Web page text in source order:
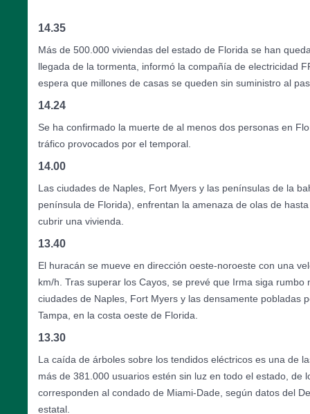
14.35
Más de 500.000 viviendas del estado de Florida se han
llegada de la tormenta, informó la compañía de electricidad
espera que millones de casas se queden sin suministro al
14.24
Se ha confirmado la muerte de al menos dos personas en
tráfico provocados por el temporal.
14.00
Las ciudades de Naples, Fort Myers y las penínsulas de la
península de Florida), enfrentan la amenaza de olas de
cubrir una vivienda.
13.40
El huracán se mueve en dirección oeste-noroeste con una
km/h. Tras superar los Cayos, se prevé que Irma siga rumbo
ciudades de Naples, Fort Myers y las densamente pobladas
Tampa, en la costa oeste de Florida.
13.30
La caída de árboles sobre los tendidos eléctricos es una de
más de 381.000 usuarios estén sin luz en todo el estado, de
corresponden al condado de Miami-Dade, según datos del
estatal.